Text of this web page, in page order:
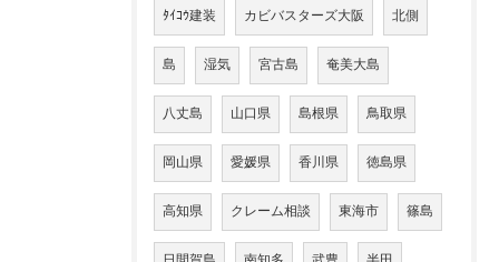
ﾀｲｺｳ建装 カビバスターズ大阪 北側
島 湿気 宮古島 奄美大島
八丈島 山口県 島根県 鳥取県
岡山県 愛媛県 香川県 徳島県
高知県 クレーム相談 東海市 篠島